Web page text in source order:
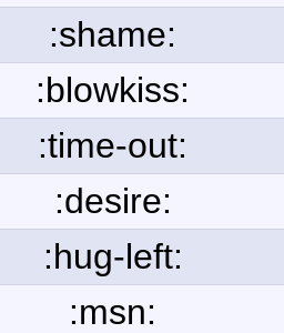
:shame:
:blowkiss:
:time-out:
:desire:
:hug-left:
:msn: